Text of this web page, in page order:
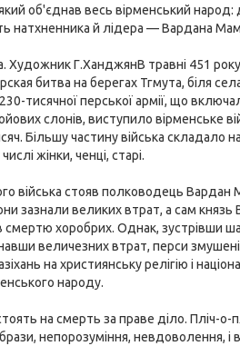
об'єднав весь вірменський народ:
натхненника й лідера — Вардана
Художник Г.ХанджянВ травні 451
битва на берегах Тгмута, біля
тисячної перської армії, що
слонів, виступило вірменське
Більшу частину війська складало
жінки, ченці, старі.
війська стояв полководець Вардан
зазнали великих втрат, а сам князь
смертю хоробрих. Однак, зустрівши
величезних втрат, перси
на християнську релігію і
народу.
на смерть за праве діло. Пліч-о-
непорозуміння, невдоволення, і